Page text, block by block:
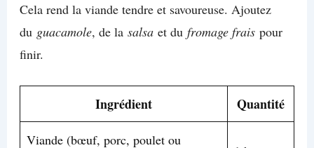
Cela rend la viande tendre et savoureuse. Ajoutez
du guacamole, de la salsaet du fromage fraispour
finir.
Ingrédient Quantité
Viande (bœuf, porc, poulet ou